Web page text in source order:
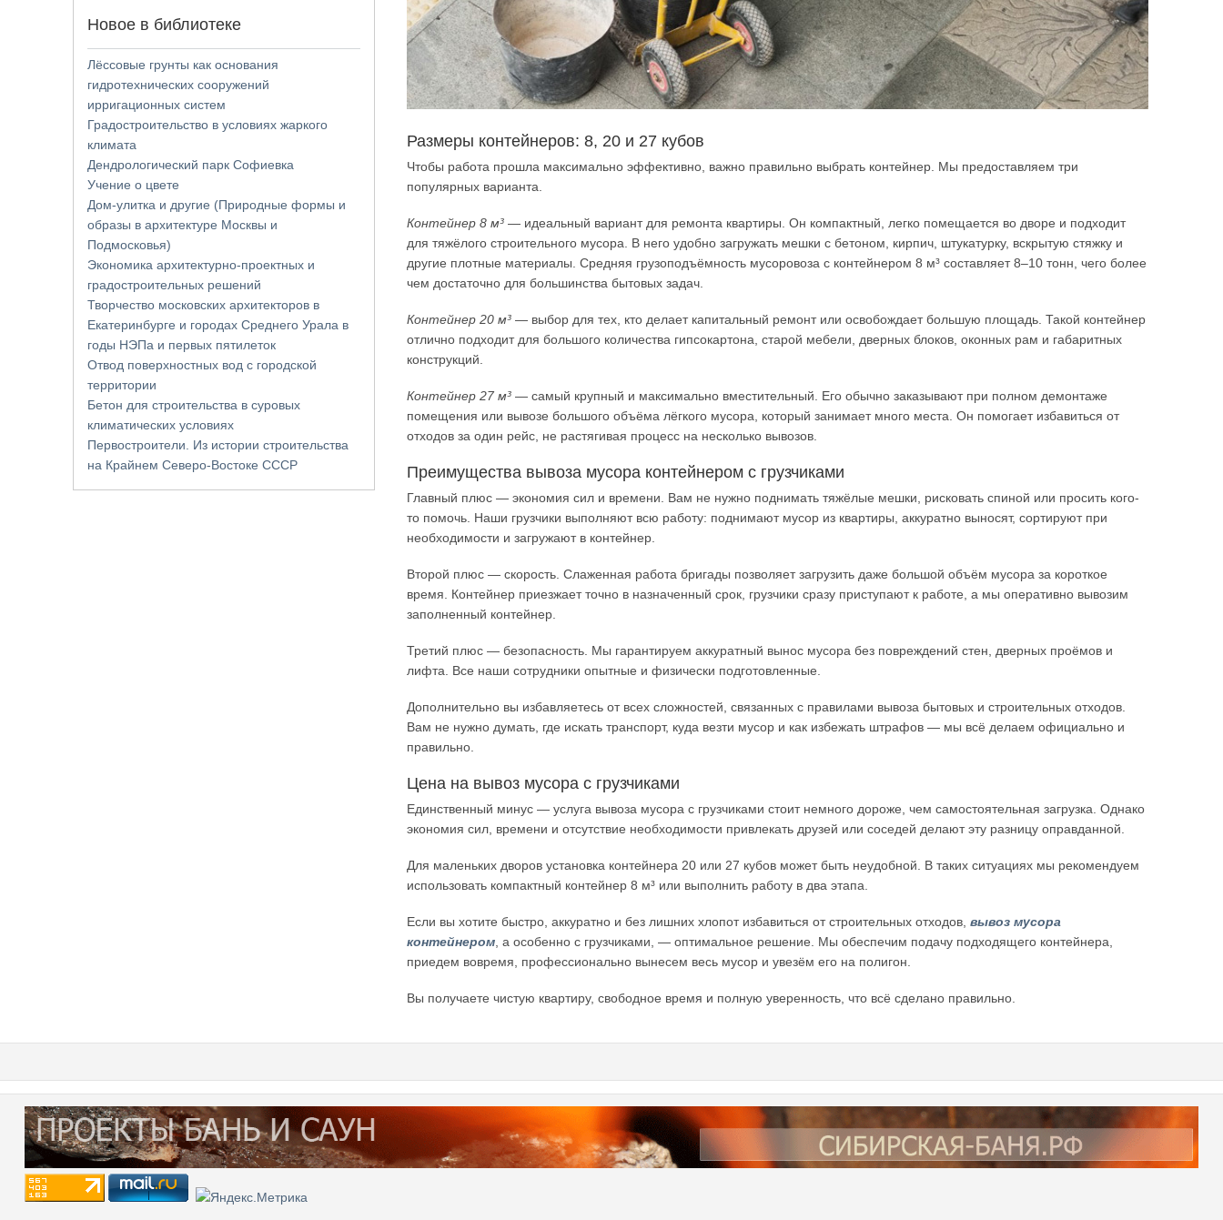
Размеры контейнеров: 8, 20 и 27 кубов
Чтобы работа прошла максимально эффективно, важно правильно выбрать контейнер. Мы предоставляем три
популярных варианта.
Контейнер 8 м³ — идеальный вариант для ремонта квартиры. Он компактный, легко помещается во дворе и подходит
для тяжёлого строительного мусора. В него удобно загружать мешки с бетоном, кирпич, штукатурку, вскрытую стяжку и
другие плотные материалы. Средняя грузоподъёмность мусоровоза с контейнером 8 м³ составляет 8–10 тонн, чего более
чем достаточно для большинства бытовых задач.
Контейнер 20 м³ — выбор для тех, кто делает капитальный ремонт или освобождает большую площадь. Такой контейнер
отлично подходит для большого количества гипсокартона, старой мебели, дверных блоков, оконных рам и габаритных
конструкций.
Контейнер 27 м³ — самый крупный и максимально вместительный. Его обычно заказывают при полном демонтаже
помещения или вывозе большого объёма лёгкого мусора, который занимает много места. Он помогает избавиться от
отходов за один рейс, не растягивая процесс на несколько вывозов.
Преимущества вывоза мусора контейнером с грузчиками
Главный плюс — экономия сил и времени. Вам не нужно поднимать тяжёлые мешки, рисковать спиной или просить кого-
то помочь. Наши грузчики выполняют всю работу: поднимают мусор из квартиры, аккуратно выносят, сортируют при
необходимости и загружают в контейнер.
Второй плюс — скорость. Слаженная работа бригады позволяет загрузить даже большой объём мусора за короткое
время. Контейнер приезжает точно в назначенный срок, грузчики сразу приступают к работе, а мы оперативно вывозим
заполненный контейнер.
Третий плюс — безопасность. Мы гарантируем аккуратный вынос мусора без повреждений стен, дверных проёмов и
лифта. Все наши сотрудники опытные и физически подготовленные.
Дополнительно вы избавляетесь от всех сложностей, связанных с правилами вывоза бытовых и строительных отходов.
Вам не нужно думать, где искать транспорт, куда везти мусор и как избежать штрафов — мы всё делаем официально и
правильно.
Цена на вывоз мусора с грузчиками
Единственный минус — услуга вывоза мусора с грузчиками стоит немного дороже, чем самостоятельная загрузка. Однако
экономия сил, времени и отсутствие необходимости привлекать друзей или соседей делают эту разницу оправданной.
Для маленьких дворов установка контейнера 20 или 27 кубов может быть неудобной. В таких ситуациях мы рекомендуем
использовать компактный контейнер 8 м³ или выполнить работу в два этапа.
Если вы хотите быстро, аккуратно и без лишних хлопот избавиться от строительных отходов,вывоз мусора
контейнером , а особенно с грузчиками, — оптимальное решение. Мы обеспечим подачу подходящего контейнера,
приедем вовремя, профессионально вынесем весь мусор и увезём его на полигон.
Вы получаете чистую квартиру, свободное время и полную уверенность, что всё сделано правильно.
Новое в библиотеке
Лёссовые грунты как основания
гидротехнических сооружений
ирригационных систем
Градостроительство в условиях жаркого
климата
Дендрологический парк Софиевка
Учение о цвете
Дом-улитка и другие (Природные формы и
образы в архитектуре Москвы и
Подмосковья)
Экономика архитектурно-проектных и
градостроительных решений
Творчество московских архитекторов в
Екатеринбурге и городах Среднего Урала в
годы НЭПа и первых пятилеток
Отвод поверхностных вод с городской
территории
Бетон для строительства в суровых
климатических условиях
Первостроители. Из истории строительства
на Крайнем Северо-Востоке СССР